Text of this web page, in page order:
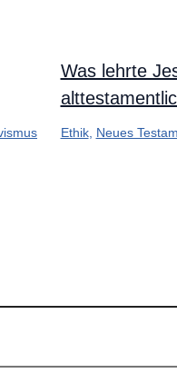
Was lehrte
Ethik, Neues